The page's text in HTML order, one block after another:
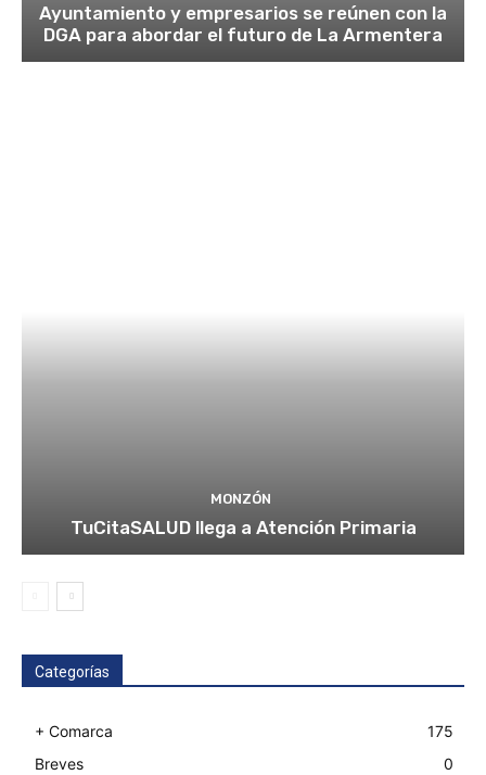
Ayuntamiento y empresarios se reúnen con la
DGA para abordar el futuro de La Armentera
MONZÓN
TuCitaSALUD llega a Atención Primaria
Categorías
+ Comarca
175
Breves
0